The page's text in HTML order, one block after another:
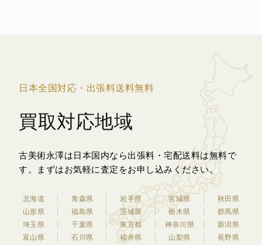
日本全国対応・出張料送料無料
買取対応地域
古美術永澤は日本国内なら出張料・宅配送料は無料で
す。
まずはお気軽に査定をお申し込みください。
北海道 青森県 岩手県 宮城県
秋田県
山形県
福島県 茨城県 栃木県
群馬県
埼玉県
千葉県 東京都 神奈川県
新潟県
富山県
石川県 福井県 山梨県
長野県